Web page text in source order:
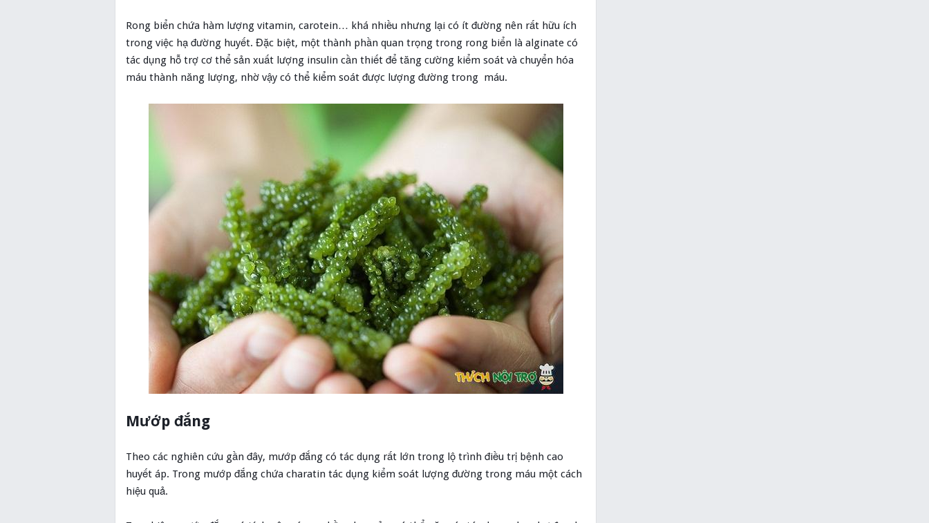
Rong biển chứa hàm lượng vitamin, carotein… khá nhiều nhưng lại có ít đường nên rất hữu ích
trong việc hạ đường huyết. Đặc biệt, một thành phần quan trọng trong rong biển là alginate có
tác dụng hỗ trợ cơ thể sản xuất lượng insulin cần thiết để tăng cường kiểm soát và chuyển hóa
máu thành năng lượng, nhờ vậy có thể kiểm soát được lượng đường trong máu.
Mướp đắng
Theo các nghiên cứu gần đây, mướp đắng có tác dụng rất lớn trong lộ trình điều trị bệnh cao
huyết áp. Trong mướp đắng chứa charatin tác dụng kiểm soát lượng đường trong máu một cách
hiệu quả.